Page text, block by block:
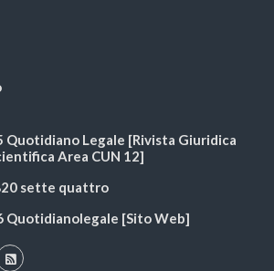
Quotidiano Legale [Rivista Giuridica
Area CUN 12]
sette quattro
Quotidianolegale [Sito Web]